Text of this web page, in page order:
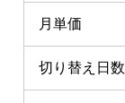
月単価
切り替え日数